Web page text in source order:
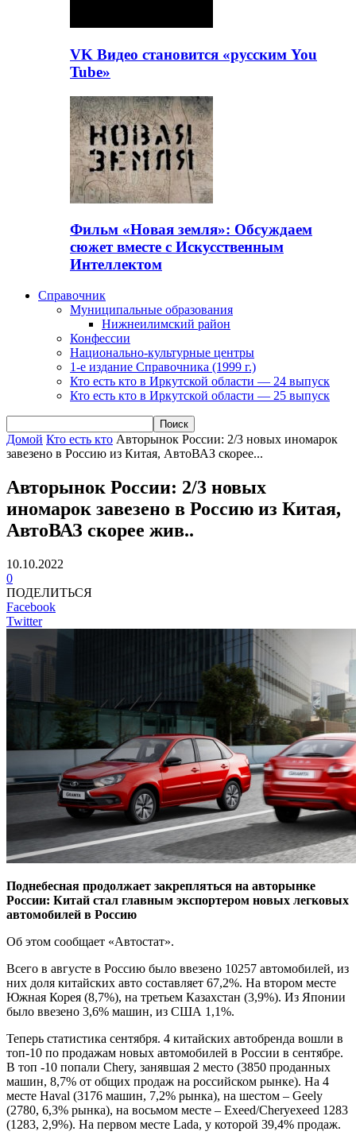
VK Видео становится «русским You
Tube»
Фильм «Новая земля»: Обсуждаем
сюжет вместе с Искусственным
Интеллектом
Справочник
Муниципальные образования
Нижнеилимский район
Конфессии
Национально-культурные центры
1-е издание Справочника (1999 г.)
Кто есть кто в Иркутской области — 24 выпуск
Кто есть кто в Иркутской области — 25 выпуск
Домой Кто есть кто Авторынок России: 2/3 новых иномарок
завезено в Россию из Китая, АвтоВАЗ скорее...
Авторынок России: 2/3 новых
иномарок завезено в Россию из Китая,
АвтоВАЗ скорее жив..
10.10.2022
0
ПОДЕЛИТЬСЯ
Facebook
Twitter
Поднебесная продолжает закрепляться на авторынке
России: Китай стал главным экспортером новых легковых
автомобилей в Россию
Об этом сообщает «Автостат».
Всего в августе в Россию было ввезено 10257 автомобилей, из
них доля китайских авто составляет 67,2%. На втором месте
Южная Корея (8,7%), на третьем Казахстан (3,9%). Из Японии
было ввезено 3,6% машин, из США 1,1%.
Теперь статистика сентября. 4 китайских автобренда вошли в
топ-10 по продажам новых автомобилей в России в сентябре.
В топ -10 попали Chery, занявшая 2 место (3850 проданных
машин, 8,7% от общих продаж на российском рынке). На 4
месте Haval (3176 машин, 7,2% рынка), на шестом – Geely
(2780, 6,3% рынка), на восьмом месте – Exeed/Cheryexeed 1283
(1283, 2,9%). На первом месте Lada, у которой 39,4% продаж.